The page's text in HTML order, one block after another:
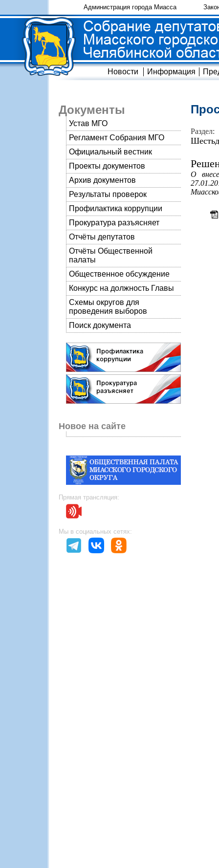
Администрация города Миасса
Новости Информация
Документы
Устав МГО
Регламент Собрания МГО
Официальный вестник
Проекты документов
Архив документов
Результаты проверок
Профилактика коррупции
Прокуратура разъясняет
Отчёты депутатов
Отчёты Общественной
палаты
Общественное обсуждение
Конкурс на должность Главы
Схемы округов для
проведения выборов
Поиск документа
Новое на сайте
Прямая трансляция:
Мы в социальных сетях:
Раздел:
О